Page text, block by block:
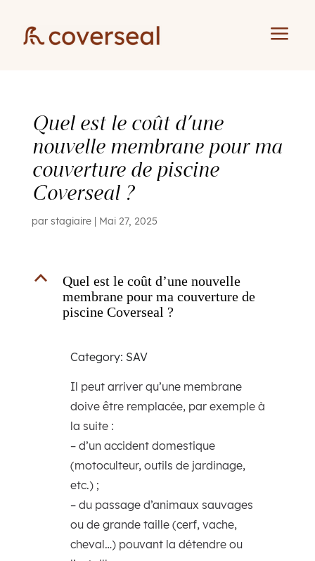
a
Quel est le coût d’une
nouvelle membrane pour ma
couverture de piscine
Coverseal ?
par stagiaire| Mai 27, 2025
B
Quel est le coût d’une nouvelle
membrane pour ma couverture de
piscine Coverseal ?
Category: SAV
Il peut arriver qu’une membrane
doive être remplacée, par exemple à
la suite :
– d’un accident domestique
(motoculteur, outils de jardinage,
etc.) ;
– du passage d’animaux sauvages
ou de grande taille (cerf, vache,
cheval…) pouvant la détendre ou